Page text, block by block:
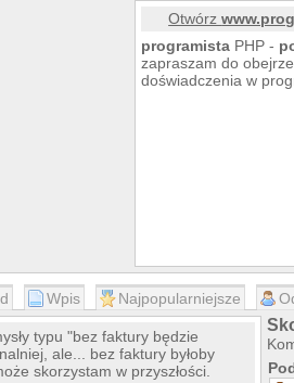
Otwórz
programista PHP -
zapraszam do
doświadczenia w
Wpis Najpopularniejsze
typu "bez faktury będzie
ale... bez faktury byłoby
skorzystam w przyszłości.